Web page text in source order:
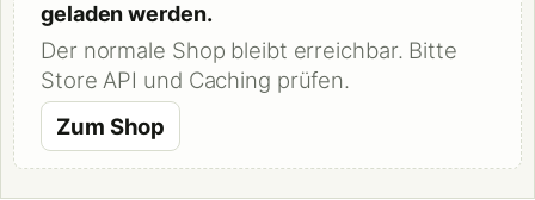
geladen werden.
Der normale Shop bleibt erreichbar. Bitte
Store API und Caching prüfen.
Zum Shop